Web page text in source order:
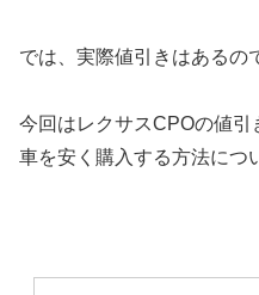
では、実際値引きはあるの
今回はレクサスCPOの値
車を安く購入する方法につ